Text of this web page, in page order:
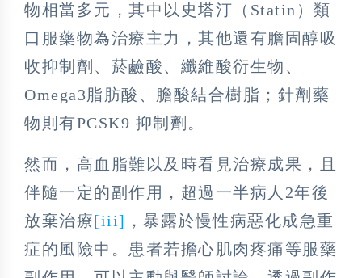
物相當多元，其中以史塔汀（Statin）類
口服藥物為治療主力，其他還有膽固醇吸
收抑制劑、菸鹼酸、纖維酸衍生物、
Omega3脂肪酸、膽酸結合樹脂；針劑藥
物則有PCSK9 抑制劑。
然而，高血脂難以及時看見治療成果，且
伴隨一定的副作用，超過一半病人2年後
放棄治療[iii] ，暴露於慢性病惡化成急重
症的風險中。患者若擔心肌肉疼痛等服藥